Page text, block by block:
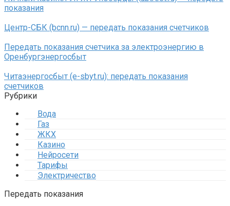
показания
Центр-СБК (bcnn.ru) — передать показания счетчиков
Передать показания счетчика за электроэнергию в
Оренбургэнергосбыт
Читаэнергосбыт (e-sbyt.ru): передать показания
счетчиков
Рубрики
Вода
Газ
ЖКХ
Казино
Нейросети
Тарифы
Электричество
Передать показания